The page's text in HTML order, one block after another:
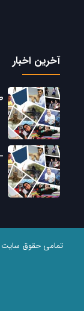
آخرین اخبار
تمامی حقوق سایت